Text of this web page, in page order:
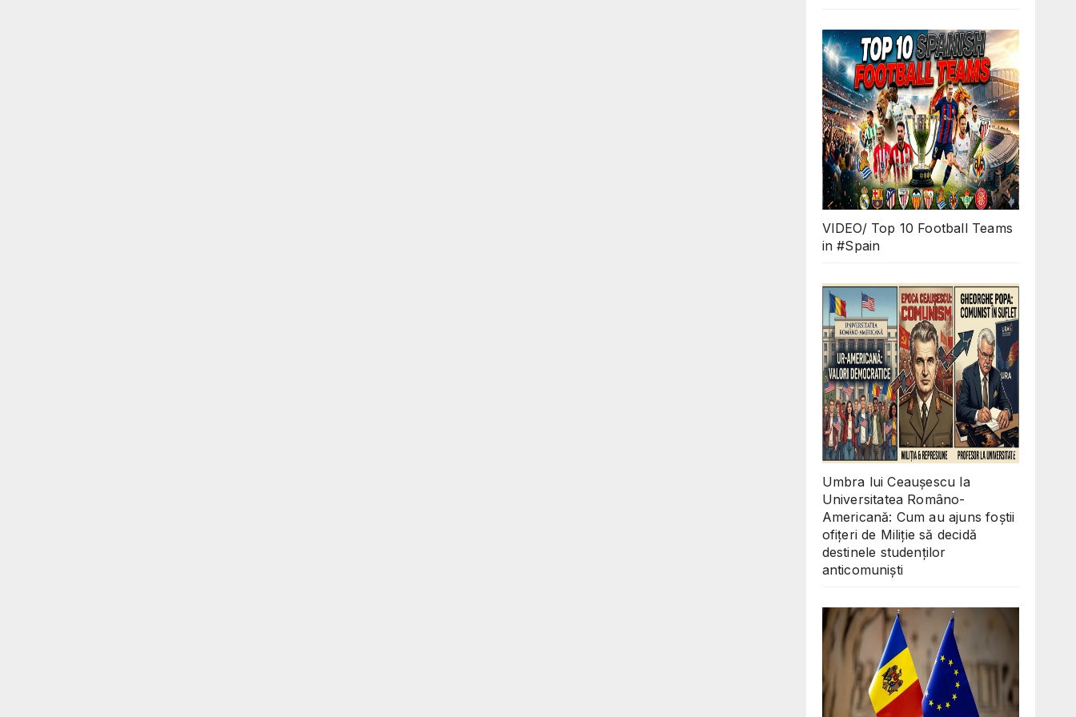
VIDEO/ Top 10 Football Teams
in #Spain
Umbra lui Ceaușescu la
Universitatea Româno-
Americană: Cum au ajuns foștii
ofițeri de Miliție să decidă
destinele studenților
anticomuniști